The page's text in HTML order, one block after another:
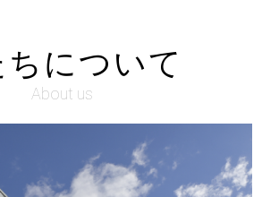
について
About us